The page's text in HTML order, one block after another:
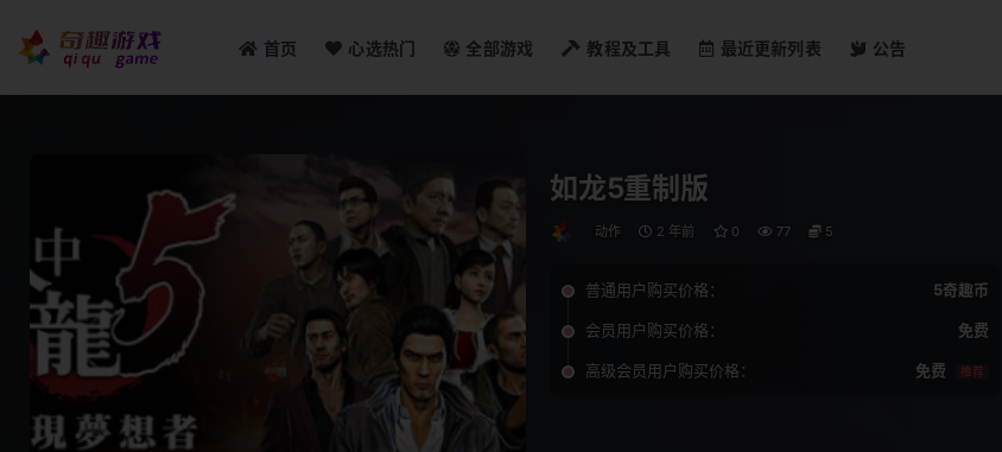
首页 心选热门 全部游戏 教程及工具 最近更新列表 公告
如龙5重制版
动作 2 年前 0 77 5
普通用户购买价格： 5奇趣币
会员用户购买价格： 免费
高级会员用户购买价格： 免费 推荐
全部